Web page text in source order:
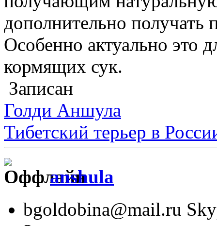
дополнительно получать
Особенно актуально это
кормящих сук.
Записан
Голди Аншула
Тибетский терьер в
anshula
bgoldobina@mail.ru